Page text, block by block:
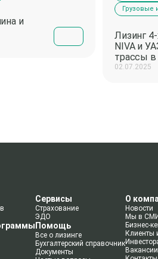
и
Грузовые
Лизинг
NIVA и
трассы в
02.07.2025
Сервисы
Страхование
ЭДО
Помощь
Все о лизинге
Бухгалтерский справочник
Документы
О
Новости
Мы в СМИ
Бизнес-
Клиенты
Вакансии